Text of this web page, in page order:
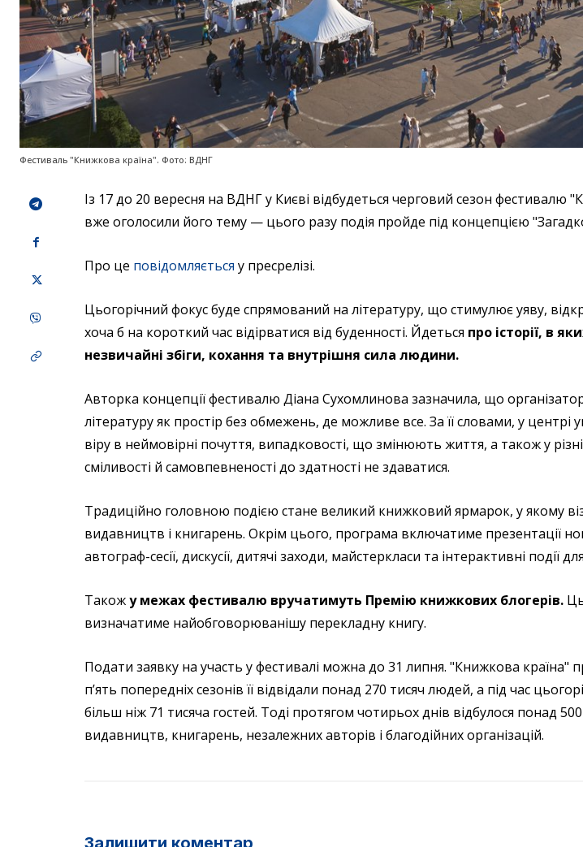
Фестиваль "Книжкова країна". Фото: ВДНГ
Із 17 до 20 вересня на ВДНГ у Києві відбудеться черговий сезон фестивалю
вже оголосили його тему — цього разу подія пройде під концепцією
Про це повідомляється у пресрелізі.
Цьогорічний фокус буде спрямований на літературу, що стимулює уяву,
хоча б на короткий час відірватися від буденності. Йдеться про історії, в
незвичайні збіги, кохання та внутрішня сила людини.
Авторка концепції фестивалю Діана Сухомлинова зазначила, що
літературу як простір без обмежень, де можливе все. За її словами, у центрі
віру в неймовірні почуття, випадковості, що змінюють життя, а також у
сміливості й самовпевненості до здатності не здаватися.
Традиційно головною подією стане великий книжковий ярмарок, у якому
видавництв і книгарень. Окрім цього, програма включатиме презентації
автограф-сесії, дискусії, дитячі заходи, майстеркласи та інтерактивні події
Такожу межах фестивалю вручатимуть Премію книжкових блогерів.
визначатиме найобговорюванішу перекладну книгу.
Подати заявку на участь у фестивалі можна до 31 липня. "Книжкова країна"
п’ять попередніх сезонів її відвідали понад 270 тисяч людей, а під час
більш ніж 71 тисяча гостей. Тоді протягом чотирьох днів відбулося понад
видавництв, книгарень, незалежних авторів і благодійних організацій.